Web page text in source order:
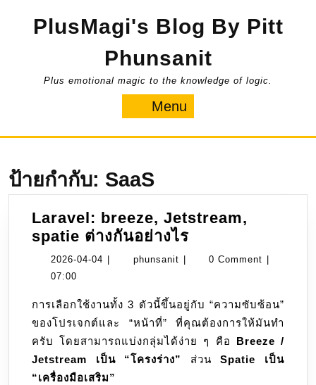
PlusMagi's Blog By Pitt
Phunsanit
Plus emotional magic to the knowledge of logic.
Menu
ป้ายกำกับ: SaaS
Laravel: breeze, Jetstream,
spatie ต่างกันอย่างไร
breeze,
ต่าง
กัน
อย่างไร
2026-04-04 2026- phunsanit phunsanit0 Comment
07:00
การเลือกใช้งานทั้ง 3 ตัวนี้ขึ้นอยู่กับ “ความซับซ้อน”
ของโปรเจกต์และ “หน้าที่” ที่คุณต้องการให้มันทำ
ครับ โดยสามารถแบ่งกลุ่มได้ง่าย ๆ คือ Breeze /
Jetstream เป็น “โครงร่าง” ส่วนSpatie เป็น
“เครื่องมือเสริม”